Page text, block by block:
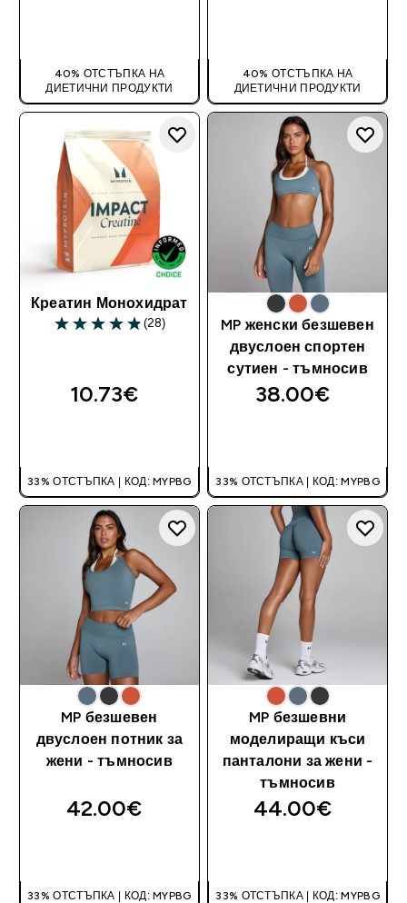
40% ОТСТЪПКА НА
ДИЕТИЧНИ ПРОДУКТИ
40% ОТСТЪПКА НА
ДИЕТИЧНИ ПРОДУКТИ
Креатин Монохидрат
4.89 out of 5 stars
(28)
10.73€‎
33% ОТСТЪПКА | КОД: MYPBG
MP женски безшевен
двуслоен спортен
сутиен - тъмносив
38.00€‎
33% ОТСТЪПКА | КОД: MYPBG
MP безшевен
двуслоен потник за
жени - тъмносив
42.00€‎
33% ОТСТЪПКА | КОД: MYPBG
MP безшевни
моделиращи къси
панталони за жени -
тъмносив
44.00€‎
33% ОТСТЪПКА | КОД: MYPBG